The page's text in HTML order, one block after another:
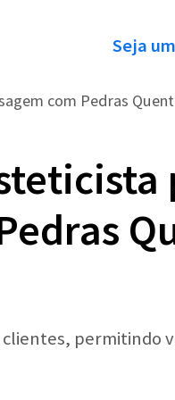
Seja
com Pedras
permitindo